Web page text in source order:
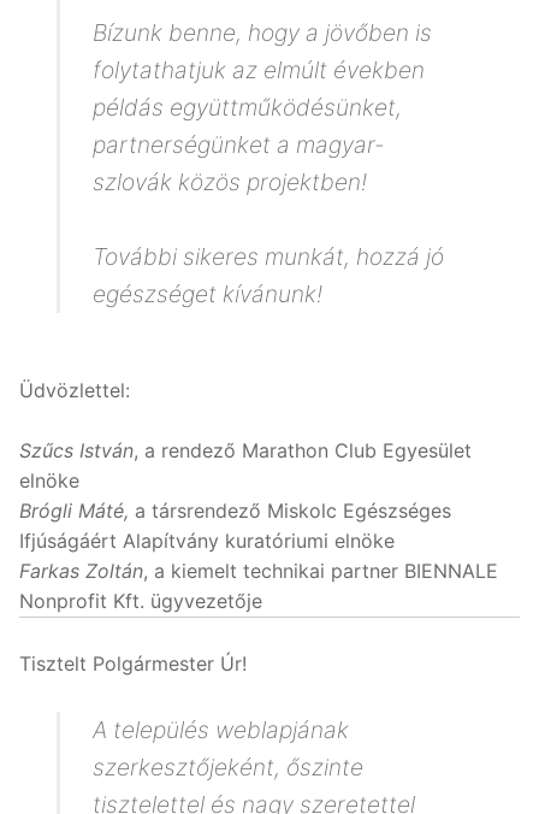
Bízunk benne, hogy a jövőben is
folytathatjuk az elmúlt években
példás együttműködésünket,
partnerségünket a magyar-
szlovák közös projektben!
További sikeres munkát, hozzá jó
egészséget kívánunk!
Üdvözlettel:
Szűcs István, a rendező Marathon Club Egyesület
elnöke
Brógli Máté, a társrendező Miskolc Egészséges
Ifjúságáért Alapítvány kuratóriumi elnöke
Farkas Zoltán, a kiemelt technikai partner BIENNALE
Nonprofit Kft. ügyvezetője
Tisztelt Polgármester Úr!
A település weblapjának
szerkesztőjeként, őszinte
tisztelettel és nagy szeretettel